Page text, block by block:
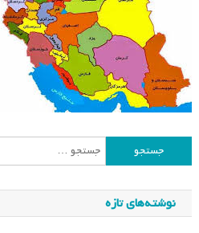
جستجو
برای:
نوشته‌های تازه